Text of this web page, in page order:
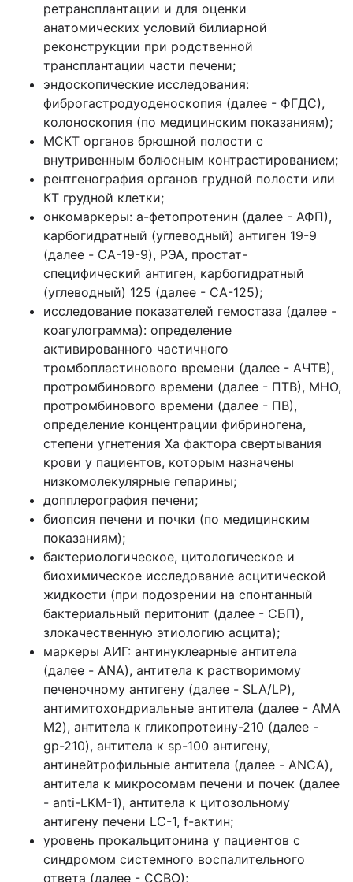
ретрансплантации и для оценки
анатомических условий билиарной
реконструкции при родственной
трансплантации части печени;
эндоскопические исследования:
фиброгастродуоденоскопия (далее - ФГДС),
колоноскопия (по медицинским показаниям);
МСКТ органов брюшной полости с
внутривенным болюсным контрастированием;
рентгенография органов грудной полости или
КТ грудной клетки;
онкомаркеры: а-фетопротенин (далее - АФП),
карбогидратный (углеводный) антиген 19-9
(далее - CA-19-9), РЭА, простат-
специфический антиген, карбогидратный
(углеводный) 125 (далее - СА-125);
исследование показателей гемостаза (далее -
коагулограмма): определение
активированного частичного
тромбопластинового времени (далее - АЧТВ),
протромбинового времени (далее - ПТВ), МНО,
протромбинового времени (далее - ПВ),
определение концентрации фибриногена,
степени угнетения Xa фактора свертывания
крови у пациентов, которым назначены
низкомолекулярные гепарины;
допплерография печени;
биопсия печени и почки (по медицинским
показаниям);
бактериологическое, цитологическое и
биохимическое исследование асцитической
жидкости (при подозрении на спонтанный
бактериальный перитонит (далее - СБП),
злокачественную этиологию асцита);
маркеры АИГ: антинуклеарные антитела
(далее - ANA), антитела к растворимому
печеночному антигену (далее - SLA/LP),
антимитохондриальные антитела (далее - АМА
M2), антитела к гликопротеину-210 (далее -
gp-210), антитела к sp-100 антигену,
антинейтрофильные антитела (далее - ANCA),
антитела к микросомам печени и почек (далее
- anti-LKM-1), антитела к цитозольному
антигену печени LC-1, f-актин;
уровень прокальцитонина у пациентов с
синдромом системного воспалительного
ответа (далее - ССВО);